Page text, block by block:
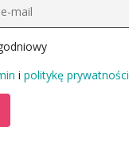
i politykę prywatności